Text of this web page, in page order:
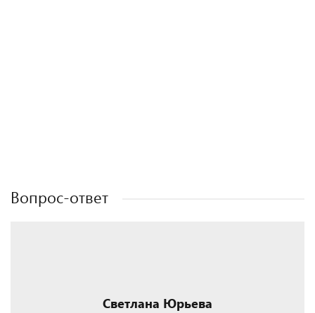
Вопрос-ответ
Светлана Юрьева